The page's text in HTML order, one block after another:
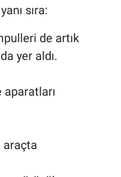
sıra:
de artık
yer aldı.
araçta